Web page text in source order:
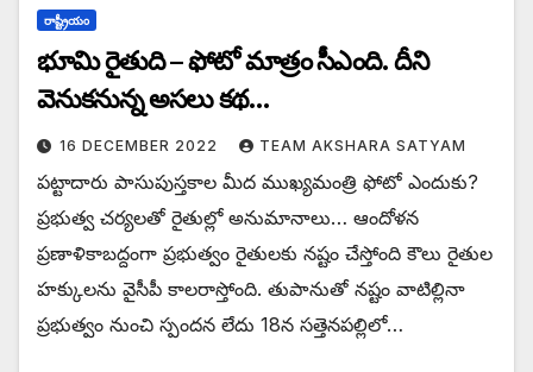
రాష్ట్రీయం
భూమి రైతుది – ఫోటో మాత్రం సీఎంది. దీని
వెనుకనున్న అసలు కథ…
16 DECEMBER 2022 TEAM AKSHARA SATYAM
పట్టాదారు పాసుపుస్తకాల మీద ముఖ్యమంత్రి ఫోటో ఎందుకు?
ప్రభుత్వ చర్యలతో రైతుల్లో అనుమానాలు… ఆందోళన
ప్రణాళికాబద్దంగా ప్రభుత్వం రైతులకు నష్టం చేస్తోంది కౌలు రైతుల
హక్కులను వైసీపీ కాలరాస్తోంది. తుపానుతో నష్టం వాటిల్లినా
ప్రభుత్వం నుంచి స్పందన లేదు 18న సత్తెనపల్లిలో…